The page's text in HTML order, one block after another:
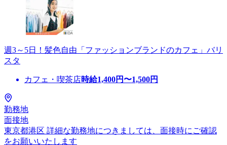
週3～5日！髪色自由「ファッションブランドのカフェ」バリ
スタ
カフェ・喫茶店時給1,400円〜1,500円
勤務地
面接地
東京都港区 詳細な勤務地につきましては、面接時にご確認
をお願いいたします